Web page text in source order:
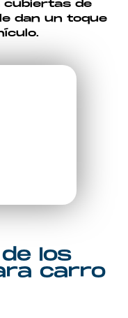
cubiertas de
dan un toque
los
carro